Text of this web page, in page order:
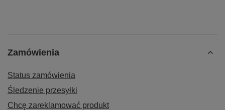
Zamówienia
Status zamówienia
Śledzenie przesyłki
Chcę zareklamować produkt